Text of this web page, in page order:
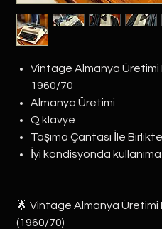
Vintage Almanya
1960/70
Almanya Üretimi
Q klavye
Taşıma Çantası İle Birlikte
İyi kondisyonda
🌟 Vintage Almanya
(1960/70)